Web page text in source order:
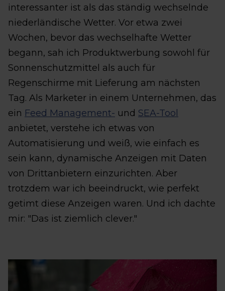
interessanter ist als das ständig wechselnde
niederländische Wetter. Vor etwa zwei
Wochen, bevor das wechselhafte Wetter
begann, sah ich Produktwerbung sowohl für
Sonnenschutzmittel als auch für
Regenschirme mit Lieferung am nächsten
Tag. Als Marketer in einem Unternehmen, das
ein Feed Management- und SEA-Tool
anbietet, verstehe ich etwas von
Automatisierung und weiß, wie einfach es
sein kann, dynamische Anzeigen mit Daten
von Drittanbietern einzurichten. Aber
trotzdem war ich beeindruckt, wie perfekt
getimt diese Anzeigen waren. Und ich dachte
mir: "Das ist ziemlich clever."